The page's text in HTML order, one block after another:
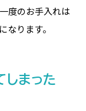
度のお手入れは
なります。
しまった